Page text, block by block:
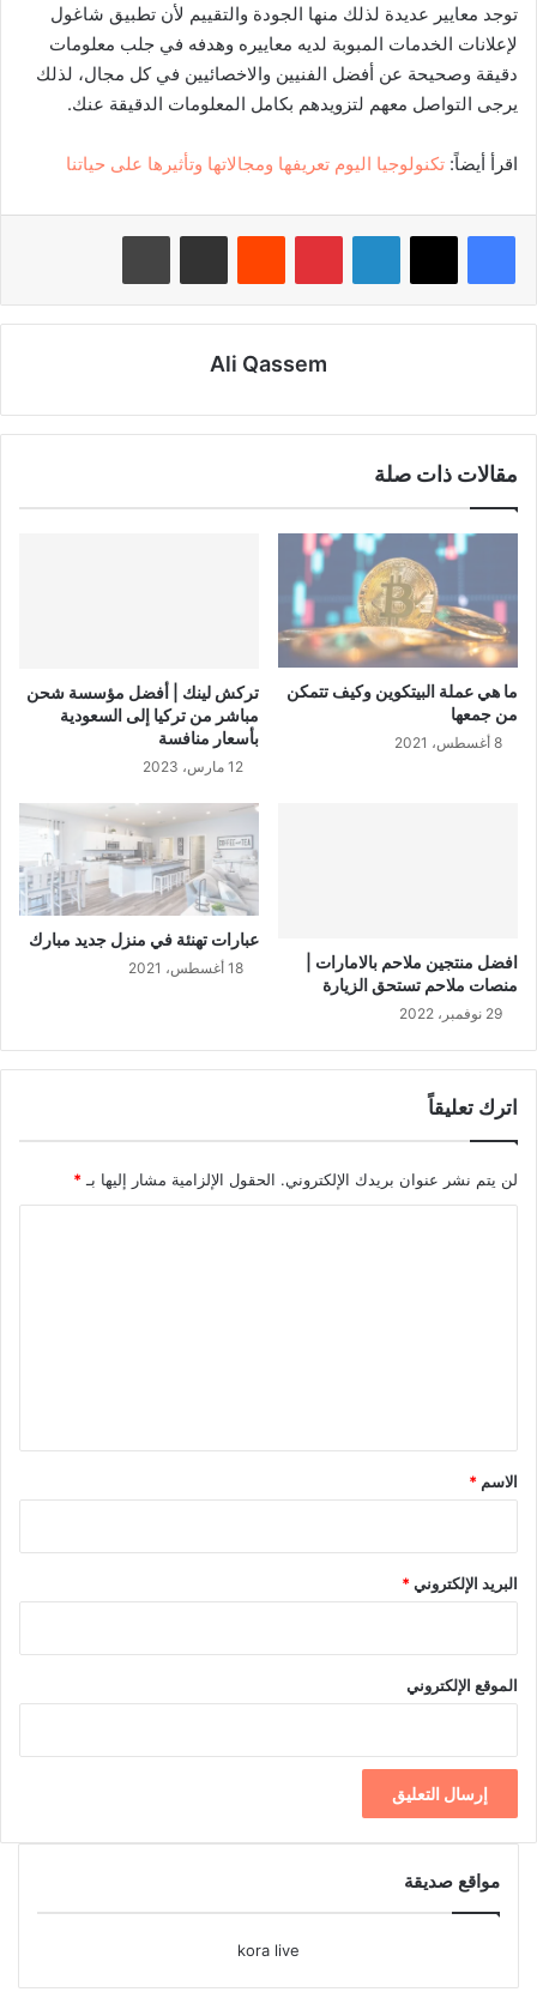
توجد معايير عديدة لذلك منها الجودة والتقييم لأن تطبيق شاغول
لإعلانات الخدمات المبوبة لديه معاييره وهدفه في جلب معلومات
دقيقة وصحيحة عن أفضل الفنيين والاخصائيين في كل مجال، لذلك
يرجى التواصل معهم لتزويدهم بكامل المعلومات الدقيقة عنك.
اقرأ أيضاً: تكنولوجيا اليوم تعريفها ومجالاتها وتأثيرها على حياتنا
لينكدإن بينتيريست
Ali Qassem
مقالات ذات صلة
ما هي عملة البيتكوين وكيف تتمكن
من جمعها
8 أغسطس، 2021
تركش لينك | أفضل مؤسسة شحن
مباشر من تركيا إلى السعودية
بأسعار منافسة
12 مارس، 2023
افضل منتجين ملاحم بالامارات |
منصات ملاحم تستحق الزيارة
29 نوفمبر، 2022
عبارات تهنئة في منزل جديد مبارك
18 أغسطس، 2021
اترك تعليقاً
لن يتم نشر عنوان بريدك الإلكتروني. الحقول الإلزامية مشار إليها بـ *
*
الاسم *
البريد الإلكتروني*
الموقع الإلكتروني
مواقع صديقة
kora live